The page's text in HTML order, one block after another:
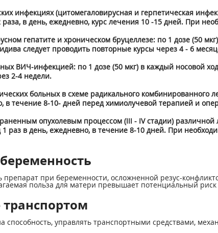
инфекциях (цитомегаловирусная и герпетическая
в день, ежедневно, курс лечения 10 -15 дней. При
гепатите и хроническом бруцеллезе: по 1 дозе (50
следует проводить повторные курсы через 4 - 6
ВИЧ-инфекцией: по 1 дозе (50 мкг) в каждый носовой
2-4 недели.
больных в схеме радикального комбинированного
в течение 8-10- дней перед химиолучевой терапией и
опухолевым процессом (III - IV стадии)
раз в день, ежедневно, в течение 8-10 дней. При
препарат при беременности, осложненной резус-
польза для матери превышает потенциальный
способность, управлять транспортными средствами,